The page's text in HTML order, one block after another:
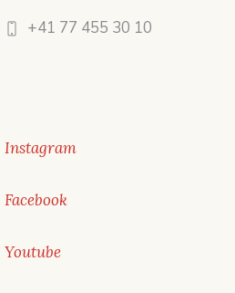
+41 77 455 30 10
Instagram
Facebook
Youtube